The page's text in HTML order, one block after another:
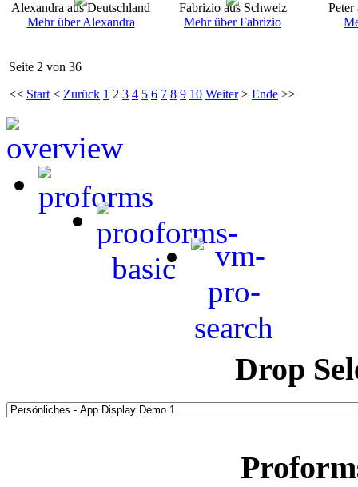
Alexandra aus Deutschland
Mehr über Alexandra
Fabrizio aus Schweiz
Mehr über Fabrizio
Peter
Seite 2 von 36
<< Start < Zurück 1 2 3 4 5 6 7 8 9 10 Weiter> Ende >>
Drop